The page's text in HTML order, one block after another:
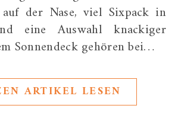
der Nase, viel Sixpack in
eine Auswahl knackiger
Sonnendeck gehören bei…
ARTIKEL LESEN